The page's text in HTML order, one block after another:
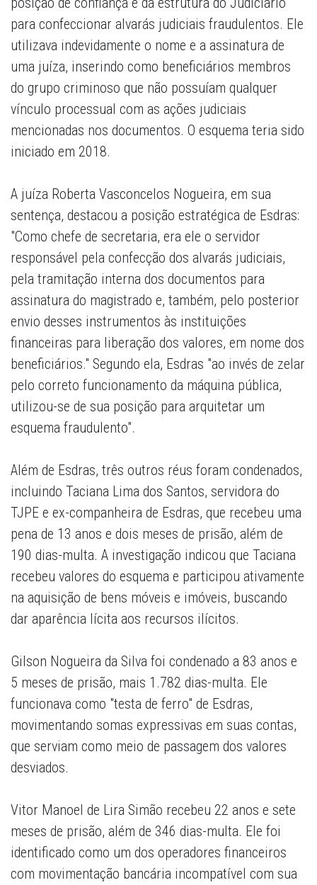
para confeccionar alvarás judiciais fraudulentos. Ele
utilizava indevidamente o nome e a assinatura de
uma juíza, inserindo como beneficiários membros
do grupo criminoso que não possuíam qualquer
vínculo processual com as ações judiciais
mencionadas nos documentos. O esquema teria sido
iniciado em 2018.
A juíza Roberta Vasconcelos Nogueira, em sua
sentença, destacou a posição estratégica de Esdras:
"Como chefe de secretaria, era ele o servidor
responsável pela confecção dos alvarás judiciais,
pela tramitação interna dos documentos para
assinatura do magistrado e, também, pelo posterior
envio desses instrumentos às instituições
financeiras para liberação dos valores, em nome dos
beneficiários." Segundo ela, Esdras "ao invés de zelar
pelo correto funcionamento da máquina pública,
utilizou-se de sua posição para arquitetar um
esquema fraudulento".
Além de Esdras, três outros réus foram condenados,
incluindo Taciana Lima dos Santos, servidora do
TJPE e ex-companheira de Esdras, que recebeu uma
pena de 13 anos e dois meses de prisão, além de
190 dias-multa. A investigação indicou que Taciana
recebeu valores do esquema e participou ativamente
na aquisição de bens móveis e imóveis, buscando
dar aparência lícita aos recursos ilícitos.
Gilson Nogueira da Silva foi condenado a 83 anos e
5 meses de prisão, mais 1.782 dias-multa. Ele
funcionava como "testa de ferro" de Esdras,
movimentando somas expressivas em suas contas,
que serviam como meio de passagem dos valores
desviados.
Vitor Manoel de Lira Simão recebeu 22 anos e sete
meses de prisão, além de 346 dias-multa. Ele foi
identificado como um dos operadores financeiros
com movimentação bancária incompatível com sua